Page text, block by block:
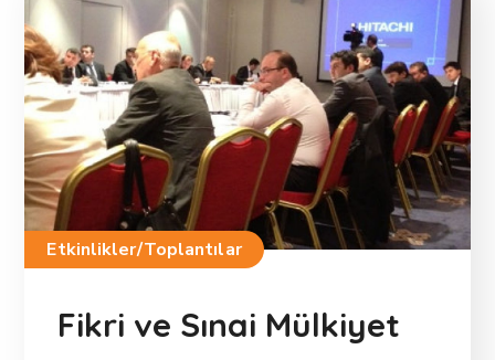
Etkinlikler/Toplantılar
Fikri ve Sınai Mülkiyet